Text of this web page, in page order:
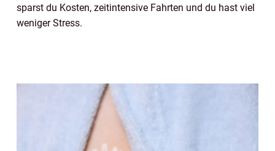
sparst du Kosten, zeitintensive Fahrten und du hast viel
weniger Stress.